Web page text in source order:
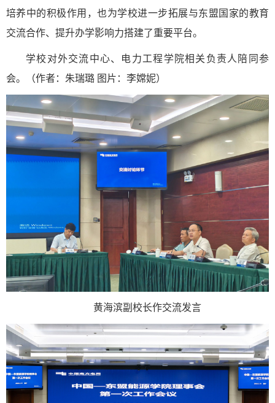
培养中的积极作用，也为学校进一步拓展与东盟国家的教育
交流合作、提升办学影响力搭建了重要平台。
学校对外交流中心、电力工程学院相关负责人陪同参
会。（作者：朱瑞璐 图片：李嫦妮）
黄海滨副校长作交流发言